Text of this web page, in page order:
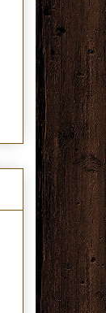
339,00
467,83 DKK pr
467,83 DKK
Se